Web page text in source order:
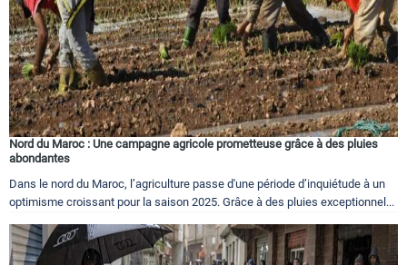
Nord du Maroc : Une campagne agricole prometteuse grâce à des pluies
abondantes
Dans le nord du Maroc, l’agriculture passe d'une période d’inquiétude à un
optimisme croissant pour la saison 2025. Grâce à des pluies exceptionnel...